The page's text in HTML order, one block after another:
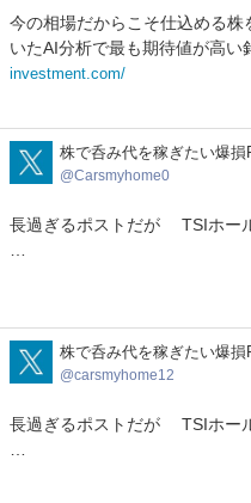
今の相場だからこそ仕込める
いたAI分析で最も期待値が高い
investment.com/
Carsmyhome0
株で呑み代を稼ぎたい爆損
Carsmyhome0
長過ぎるポストだが TSIホー
carsmyhome12
株で呑み代を稼ぎたい爆損
carsmyhome12
長過ぎるポストだが TSIホー